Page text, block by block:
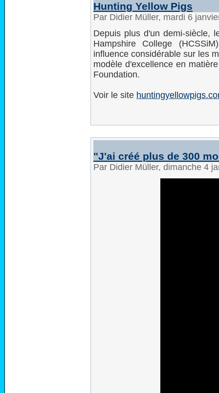
Hunting Yellow Pigs
Par Didier Müller, mardi 6
Depuis plus d'un demi-siècle,
Hampshire College
influence considérable sur les
modèle d'excellence en
Foundation.
Voir le site
"J'ai créé plus de 300
Par Didier Müller, dimanche 4